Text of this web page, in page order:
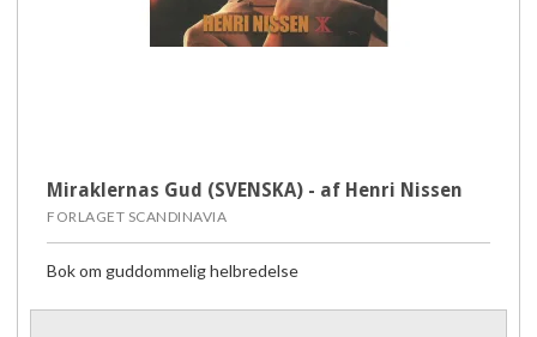
Miraklernas Gud (SVENSKA) - af Henri Nissen
FORLAGET SCANDINAVIA
Bok om guddommelig helbredelse